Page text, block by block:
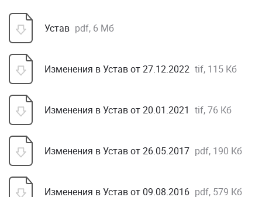
Устав pdf, 6 Мб
Изменения в Устав от 27.12.2022 tif, 115 Кб
Изменения в Устав от 20.01.2021 tif, 76 Кб
Изменения в Устав от 26.05.2017 pdf, 190 Кб
Изменения в Устав от 09.08.2016 pdf, 579 Кб